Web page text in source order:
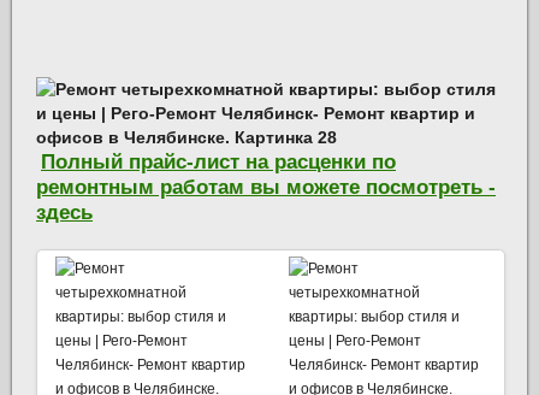
Полный прайс-лист на расценки по
ремонтным работам вы можете посмотреть -
здесь